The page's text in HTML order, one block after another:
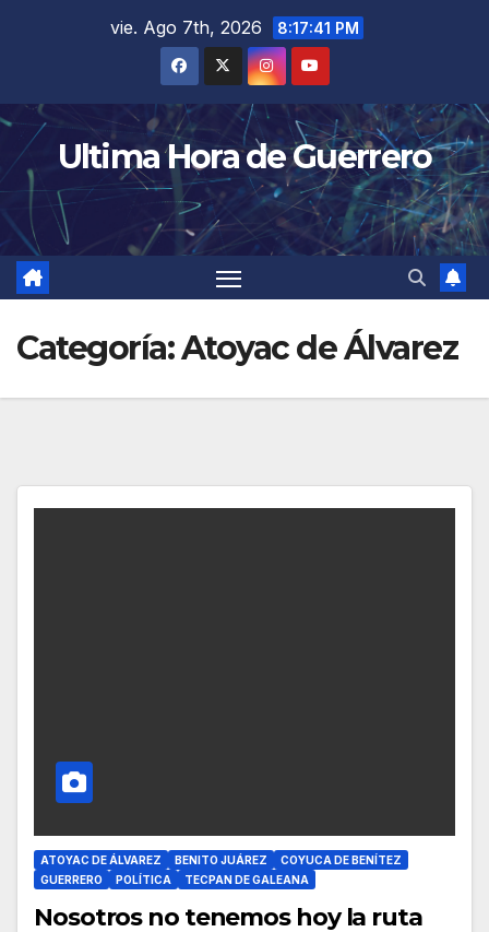
vie. Ago 7th, 2026 8:17:42 PM
Ultima Hora de Guerrero
Categoría:Atoyac de Álvarez
ATOYAC DE ÁLVAREZ BENITO JUÁREZ
COYUCA DE BENÍTEZ
GUERRERO
POLÍTICA TECPAN DE GALEANA
Nosotros no tenemos hoy la ruta